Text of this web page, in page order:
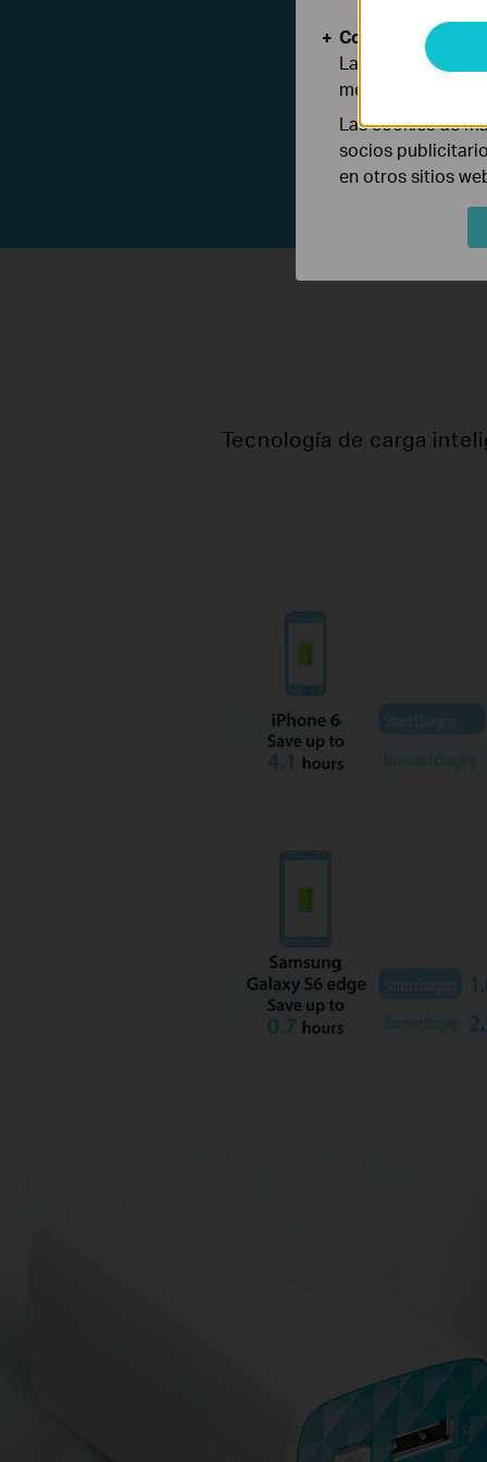
Tecnología de carga
Cookies de
Las cookies de
mejorar y adaptar
Las cookies de
socios
en otros sitios